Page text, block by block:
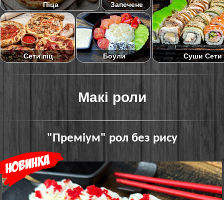
Піца Запечене
Сети піц Боули Суши Сети
Макі роли
"Преміум" рол без рису